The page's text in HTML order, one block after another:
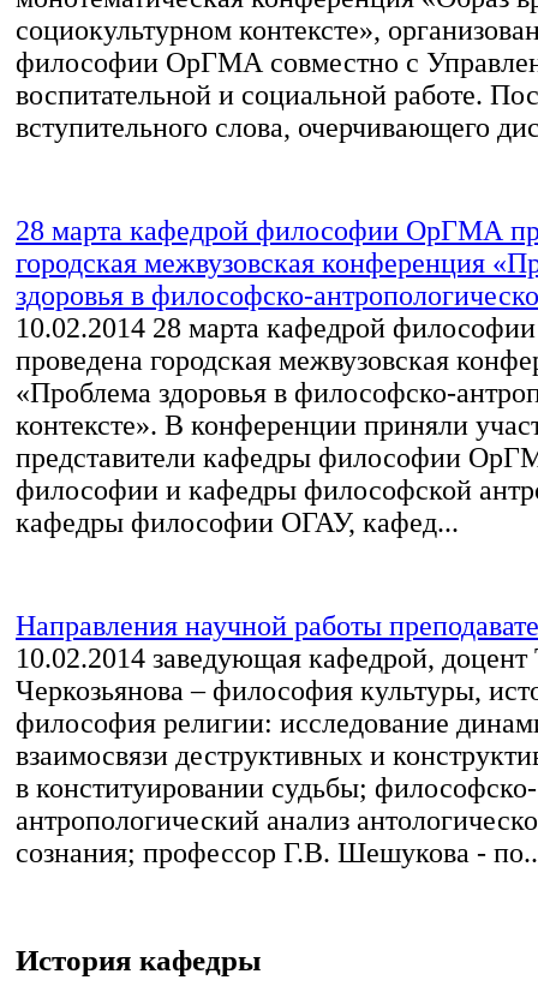
социокультурном контексте»,
философии ОрГМА совместно с
воспитательной и социальной работе.
вступительного слова, очерчивающего
28 марта кафедрой философии ОрГМА
городская межвузовская конференция
здоровья в философско-
10.02.2014 28 марта кафедрой
проведена городская межвузовская
«Проблема здоровья в философско-
контексте». В конференции приняли
представители кафедры философии
философии и кафедры философской
кафедры философии ОГАУ, кафед...
Направления научной работы
10.02.2014 заведующая кафедрой, доцент
Черкозьянова – философия культуры,
философия религии: исследование
взаимосвязи деструктивных и
в конституировании судьбы; философско-
антропологический анализ
сознания; профессор Г.В. Шешукова -
История кафедры